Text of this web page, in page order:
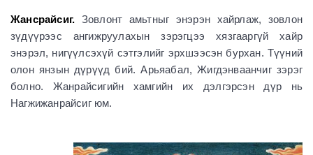
Жансрайсиг. Зовлонт амьтныг энэрэн хайрлаж, зовлон
зүдүүрээс ангижруулахын зэрэгцээ хязгааргүй хайр
энэрэл, нигүүлсэхүй сэтгэлийг эрхшээсэн бурхан. Түүний
олон янзын дүрүүд бий. Арьяабал, Жигдэнваанчиг зэрэг
болно. Жанрайсигийн хамгийн их дэлгэрсэн дүр нь
Нагжижанрайсиг юм.